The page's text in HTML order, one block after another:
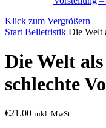
Klick zum Vergrößern
Start Belletristik Die Welt
Die Welt
schlechte
€21.00 inkl. MwSt.